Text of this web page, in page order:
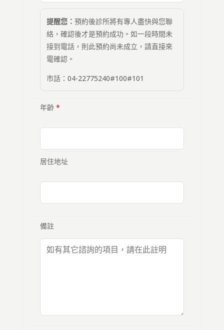
提醒您： 預約後診所將有專人盡快與您聯
絡，確認後才是預約成功。如一段時間未
接到電話，則此預約尚未成立，請直接來
電確認。
市話：04-22775240#100#101
年齡 *
居住地址
備註